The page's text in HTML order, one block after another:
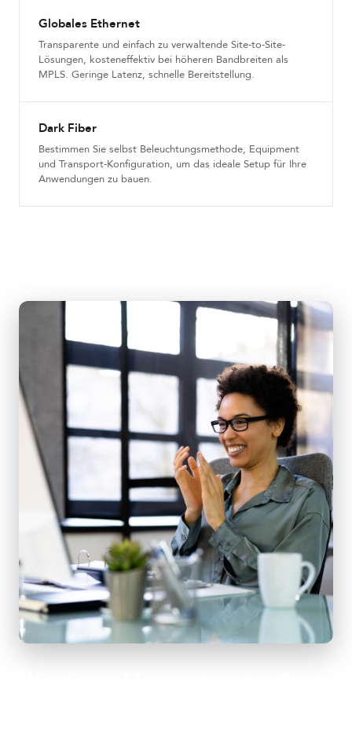
Globales Ethernet
Transparente und einfach zu verwaltende Site-to-Site-
Lösungen, kosteneffektiv bei höheren Bandbreiten als
MPLS. Geringe Latenz, schnelle Bereitstellung.
Dark Fiber
Bestimmen Sie selbst Beleuchtungsmethode, Equipment
und Transport-Konfiguration, um das ideale Setup für Ihre
Anwendungen zu bauen.